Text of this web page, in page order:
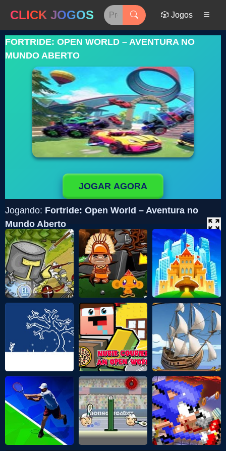
CLICK JOGOS 🎲 Jogos
FORTRIDE: OPEN WORLD – AVENTURA NO
MUNDO ABERTO
JOGAR AGORA
Jogando: Fortride: Open World – Aventura no
Mundo Aberto